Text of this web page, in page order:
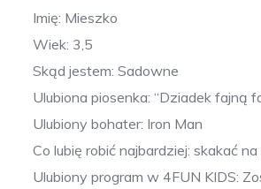
Imię: Mieszko
Wiek: 3,5
Skąd jestem: Sadowne
Ulubiona piosenka: “Dziadek fajną
Ulubiony bohater: Iron Man
Co lubię robić najbardziej: skakać
Ulubiony program w 4FUN KIDS: